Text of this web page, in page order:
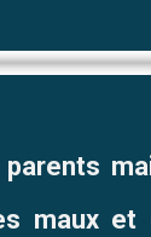
maux et